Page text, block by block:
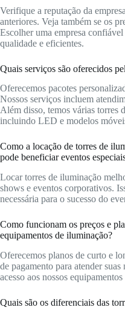
Verifique a reputação da
anteriores. Veja também se os
Escolher uma empresa confiável
qualidade e eficientes.
Quais serviços são oferecidos
Oferecemos pacotes
Nossos serviços incluem
Além disso, temos várias torres
incluindo LED e modelos
Como a locação de torres de
pode beneficiar eventos
Locar torres de iluminação
shows e eventos corporativos.
necessária para o sucesso do
Como funcionam os preços e
equipamentos de iluminação?
Oferecemos planos de curto e
de pagamento para atender
acesso aos nossos
Quais são os diferenciais das